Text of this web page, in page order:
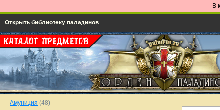
В
Открыть библиотеку паладинов
Амуниция (48)